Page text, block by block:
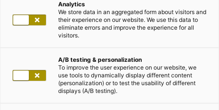
Analytics
We store data in an aggregated form about visitors and
their experience on our website. We use this data to
eliminate errors and improve the experience for all
visitors.
A/B testing & personalization
To improve the user experience on our website, we
use tools to dynamically display different content
(personalization) or to test the usability of different
displays (A/B testing).